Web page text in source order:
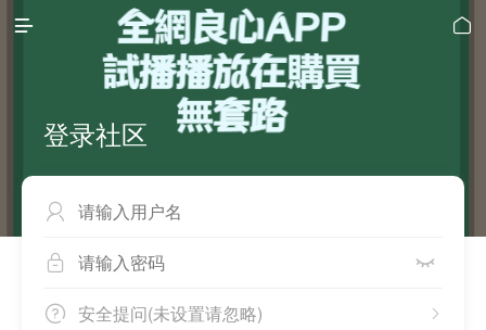
 
登录社区

 
 
安全提问(未设置请忽略)